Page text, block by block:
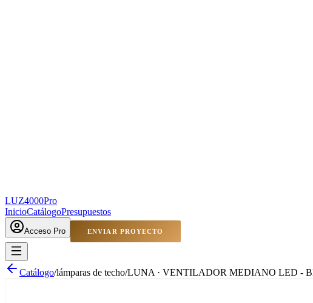
LUZ4000Pro
InicioCatálogoPresupuestos
Acceso Pro ENVIAR PROYECTO
Catálogo/lámparas de techo/LUNA · VENTILADOR MEDIANO LED -